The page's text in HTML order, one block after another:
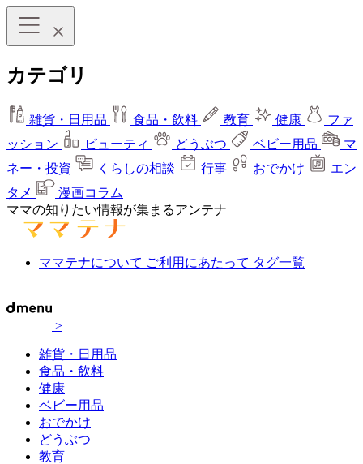
カテゴリ
雑貨・日用品 食品・飲料 教育 健康
ファ
ッション
ビューティ どうぶつ ベビー用品
マ
ネー・投資
くらしの相談 行事 おでかけ
エン
タメ
漫画コラム
ママの知りたい情報が集まるアンテナ
ママテナについて ご利用にあたって タグ一覧
>
雑貨・日用品
食品・飲料
健康
ベビー用品
おでかけ
どうぶつ
教育